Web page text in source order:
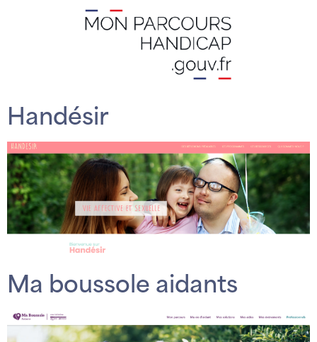
Handésir
Ma boussole aidants